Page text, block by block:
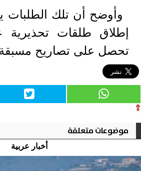
وأوضح أن تلك الطلبات
إطلاق طلقات
تحصل على تصاريح
⇧
موضوعات متعلقة
أخبار عربية